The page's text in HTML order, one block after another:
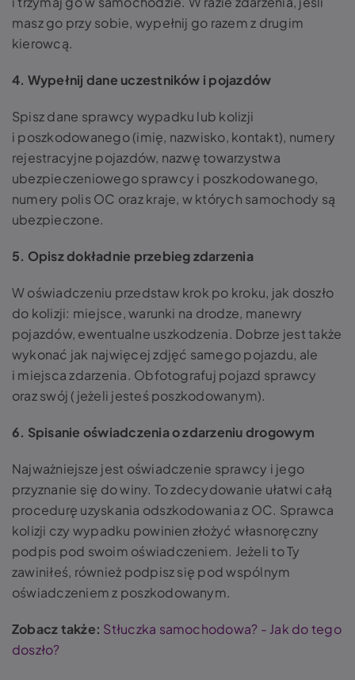
masz go przy sobie, wypełnij go razem z drugim
kierowcą.
4. Wypełnij dane uczestników i pojazdów
Spisz dane sprawcy wypadku lub kolizji
i poszkodowanego (imię, nazwisko, kontakt), numery
rejestracyjne pojazdów, nazwę towarzystwa
ubezpieczeniowego sprawcy i poszkodowanego,
numery polis OC oraz kraje, w których samochody są
ubezpieczone.
5. Opisz dokładnie przebieg zdarzenia
W oświadczeniu przedstaw krok po kroku, jak doszło
do kolizji: miejsce, warunki na drodze, manewry
pojazdów, ewentualne uszkodzenia. Dobrze jest także
wykonać jak najwięcej zdjęć samego pojazdu, ale
i miejsca zdarzenia. Obfotografuj pojazd sprawcy
oraz swój (jeżeli jesteś poszkodowanym).
6. Spisanie oświadczenia o zdarzeniu drogowym
Najważniejsze jest oświadczenie sprawcy i jego
przyznanie się do winy. To zdecydowanie ułatwi całą
procedurę uzyskania odszkodowania z OC. Sprawca
kolizji czy wypadku powinien złożyć własnoręczny
podpis pod swoim oświadczeniem. Jeżeli to Ty
zawiniłeś, również podpisz się pod wspólnym
oświadczeniem z poszkodowanym.
Zobacz także: Stłuczka samochodowa? - Jak do tego
doszło?